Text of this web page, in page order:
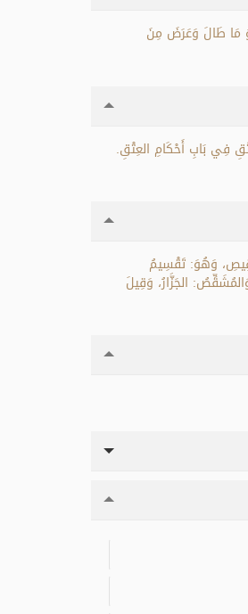
مَا طَالَ وَعَرَضَ مِنَ
فِي بَابِ أَحْكَامِ العِتْقِ.
وَهُوَ: تَقْسِيمُ
الجَزَّارُ، وَقِيلَ